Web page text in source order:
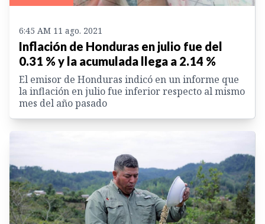
6:45 AM 11 ago. 2021
Inflación de Honduras en julio fue del
0.31 % y la acumulada llega a 2.14 %
El emisor de Honduras indicó en un informe que
la inflación en julio fue inferior respecto al mismo
mes del año pasado